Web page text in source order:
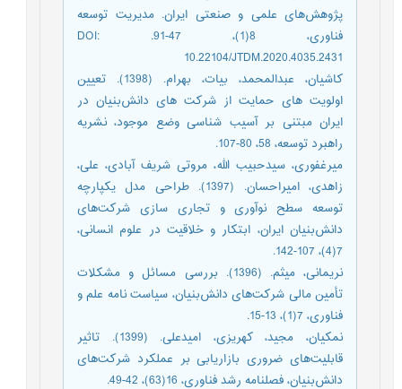
پژوهش‌های علمی و صنعتی ایران. مدیریت توسعه
فناوری، 8(1)، 47-91. DOI:
10.22104/JTDM.2020.4035.2431
کاشیان، عبدالمحمد، بیات، بهرام. (1398). تعیین
اولویت های حمایت از شرکت های دانش‌بنیان در
ایران مبتنی بر آسیب شناسی وضع موجود، نشریه
راهبرد توسعه، 58، 80-107.
میرغفوری، سیدحبیب الله، مروتی شریف آبادی، علی،
زاهدی، امیراحسان. (1397). طراحی مدل یکپارچه
توسعه سطح نوآوری و تجاری سازی شرکت‌های
دانش‌بنیان ایران، ابتکار و خلاقیت در علوم انسانی،
7(4)، 107-142.
نریمانی، میثم. (1396). بررسی مسائل و مشکلات
تأمین مالی شرکت‌های دانش‌بنیان، سیاست نامه علم و
فناوری، 7(1)، 13-15.
نمکیان، مجید، کهریزی، امیدعلی. (1399). تاثیر
قابلیت‌های ضروری بازاریابی بر عملکرد شرکت‌های
دانش‌بنیان، فصلنامه رشد فناوری، 16(63)، 42-49.